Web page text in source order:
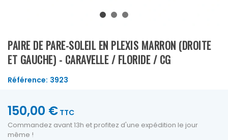
PAIRE DE PARE-SOLEIL EN PLEXIS MARRON (DROITE
ET GAUCHE) - CARAVELLE / FLORIDE / CG
Référence: 3923
150,00 € TTC
Commandez avant 13h et profitez d'une expédition le jour
même !